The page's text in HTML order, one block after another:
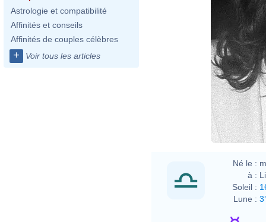
Astrologie et compatibilité
Affinités et conseils
Affinités de couples célèbres
+ Voir tous les articles
Né le :
à :
Soleil :
Lune :